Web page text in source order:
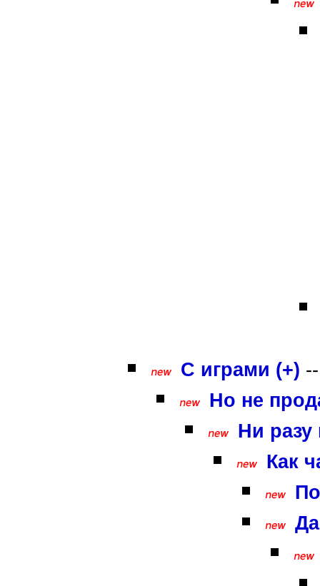
С играми (+)
Но не
Ни разу
Как